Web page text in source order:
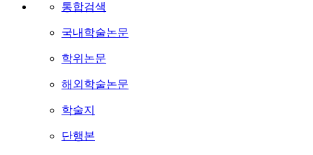
통합검색
국내학술논문
학위논문
해외학술논문
학술지
단행본